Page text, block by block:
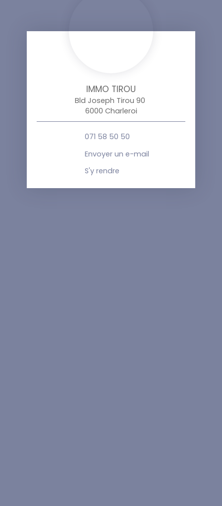
IMMO TIROU
Bld Joseph Tirou 90
6000 Charleroi
071 58 50 50
Envoyer un e-mail
S'y rendre